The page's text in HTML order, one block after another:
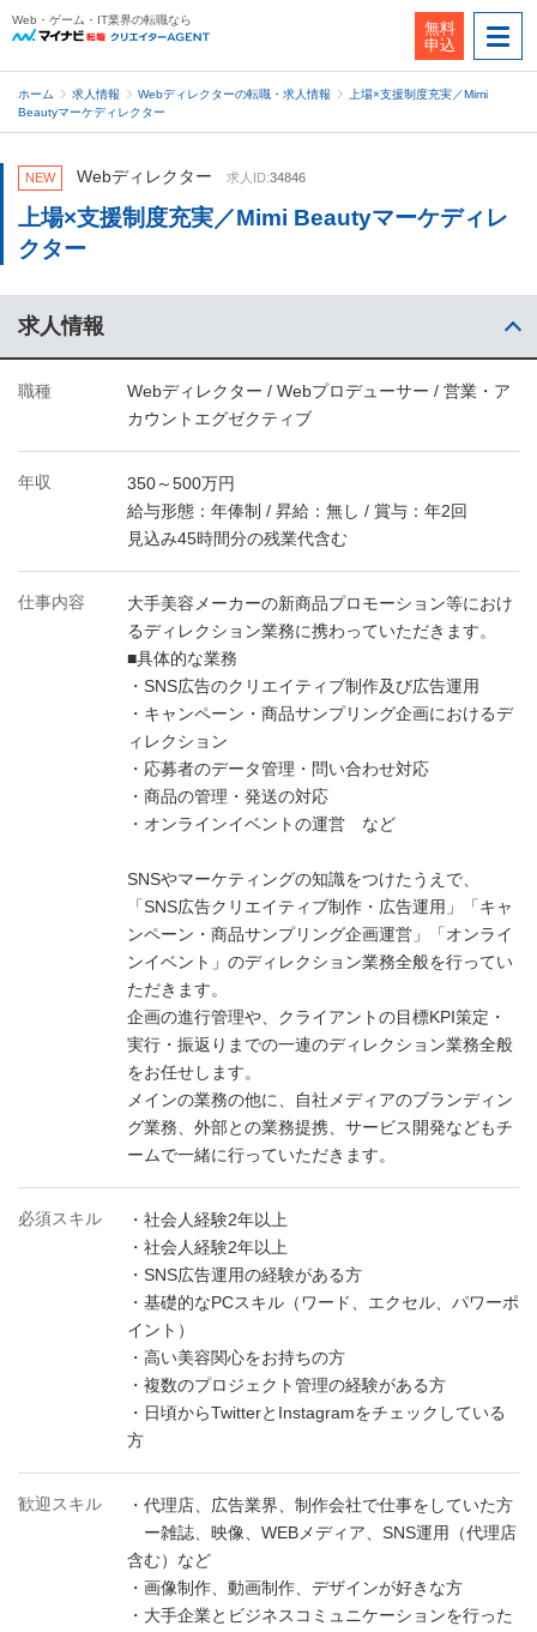
Web・ゲーム・IT業界の転職なら
無料
申込
ホーム 求人情報 Webディレクターの転職・求人情報
上場×支援制度充実／Mimi
Beautyマーケディレクター
NEW Webディレクター 求人ID:34846
上場×支援制度充実／Mimi Beautyマーケディレ
クター
求人情報
職種
Webディレクター / Webプロデューサー / 営業・ア
カウントエグゼクティブ
年収
350～500万円
給与形態：年俸制 / 昇給：無し / 賞与：年2回
見込み45時間分の残業代含む
仕事内容
大手美容メーカーの新商品プロモーション等におけ
るディレクション業務に携わっていただきます。
■具体的な業務
・SNS広告のクリエイティブ制作及び広告運用
・キャンペーン・商品サンプリング企画におけるデ
ィレクション
・応募者のデータ管理・問い合わせ対応
・商品の管理・発送の対応
・オンラインイベントの運営 など
SNSやマーケティングの知識をつけたうえで、
「SNS広告クリエイティブ制作・広告運用」「キャ
ンペーン・商品サンプリング企画運営」「オンライ
ンイベント」のディレクション業務全般を行ってい
ただきます。
企画の進行管理や、クライアントの目標KPI策定・
実行・振返りまでの一連のディレクション業務全般
をお任せします。
メインの業務の他に、自社メディアのブランディン
グ業務、外部との業務提携、サービス開発などもチ
ームで一緒に行っていただきます。
必須スキル
・社会人経験2年以上
・社会人経験2年以上
・SNS広告運用の経験がある方
・基礎的なPCスキル（ワード、エクセル、パワーポ
イント）
・高い美容関心をお持ちの方
・複数のプロジェクト管理の経験がある方
・日頃からTwitterとInstagramをチェックしている
方
歓迎スキル
・代理店、広告業界、制作会社で仕事をしていた方
ー雑誌、映像、WEBメディア、SNS運用（代理店
含む）など
・画像制作、動画制作、デザインが好きな方
・大手企業とビジネスコミュニケーションを行った